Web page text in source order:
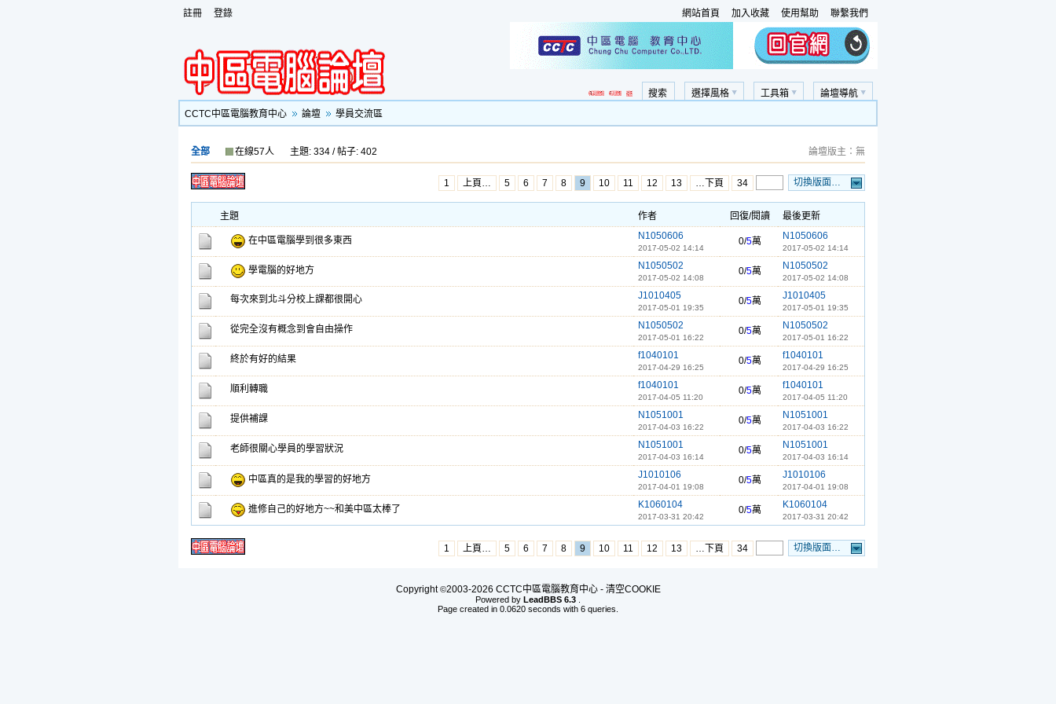
註冊 登錄 網站首頁 加入收藏 使用幫助 聯繫我們
論壇導航
工具箱
選擇風格
搜索
CCTC中區電腦教育中心
論壇 學員交流區
全部 在線57人 主題: 334 / 帖子: 402 論壇版主：無
切換版面…
1 上頁… 5 6 7 8 9 10 11 12 13 …下頁 34
主題 作者 回復/閱讀 最後更新
在中區電腦學到很多東西 N1050606
2017-05-02 14:14
0/5萬 N1050606
2017-05-02 14:14
學電腦的好地方 N1050502
2017-05-02 14:08
0/5萬 N1050502
2017-05-02 14:08
每次來到北斗分校上課都很開心 J1010405
2017-05-01 19:35
0/5萬 J1010405
2017-05-01 19:35
從完全沒有概念到會自由操作 N1050502
2017-05-01 16:22
0/5萬 N1050502
2017-05-01 16:22
終於有好的結果 f1040101
2017-04-29 16:25
0/5萬 f1040101
2017-04-29 16:25
順利轉職 f1040101
2017-04-05 11:20
0/5萬 f1040101
2017-04-05 11:20
提供補課 N1051001
2017-04-03 16:22
0/5萬 N1051001
2017-04-03 16:22
老師很關心學員的學習狀況 N1051001
2017-04-03 16:14
0/5萬 N1051001
2017-04-03 16:14
中區真的是我的學習的好地方 J1010106
2017-04-01 19:08
0/5萬 J1010106
2017-04-01 19:08
進修自己的好地方~~和美中區太棒了 K1060104
2017-03-31 20:42
0/5萬 K1060104
2017-03-31 20:42
切換版面…
1 上頁… 5 6 7 8 9 10 11 12 13 …下頁 34
Copyright©2003-2026 CCTC中區電腦教育中心 - 清空COOKIE
Powered by LeadBBS 6.3
Page created in 0.0620 seconds with 6 queries.